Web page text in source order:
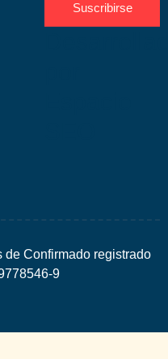
Suscribirse
de Confirmado registrado
9